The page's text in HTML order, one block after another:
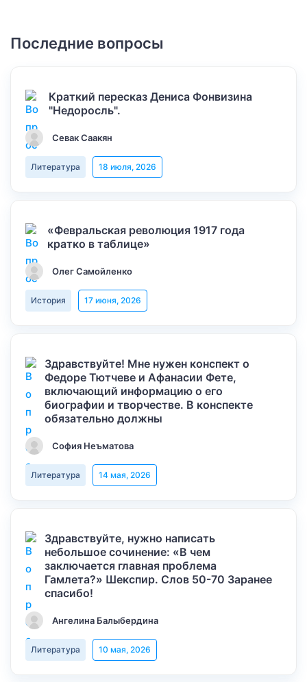
Последние вопросы
Краткий пересказ Дениса Фонвизина
"Недоросль".
Севак Саакян
Литература 18 июля, 2026
«Февральская революция 1917 года
кратко в таблице»
Олег Самойленко
История 17 июня, 2026
Здравствуйте! Мне нужен конспект о
Федоре Тютчеве и Афанасии Фете,
включающий информацию о его
биографии и творчестве. В конспекте
обязательно должны
София Неъматова
Литература 14 мая, 2026
Здравствуйте, нужно написать
небольшое сочинение: «В чем
заключается главная проблема
Гамлета?» Шекспир. Слов 50-70 Заранее
спасибо!
Ангелина Балыбердина
Литература 10 мая, 2026